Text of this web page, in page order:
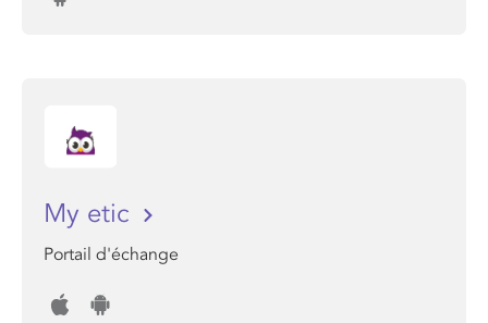
My etic
Portail d'échange